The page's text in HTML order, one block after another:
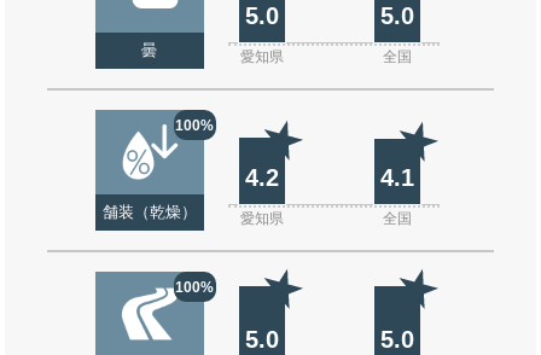
曇
5.0 5.0
愛知県 全国
100%
舗装（乾燥）
4.2 4.1
愛知県 全国
100%
5.0 5.0